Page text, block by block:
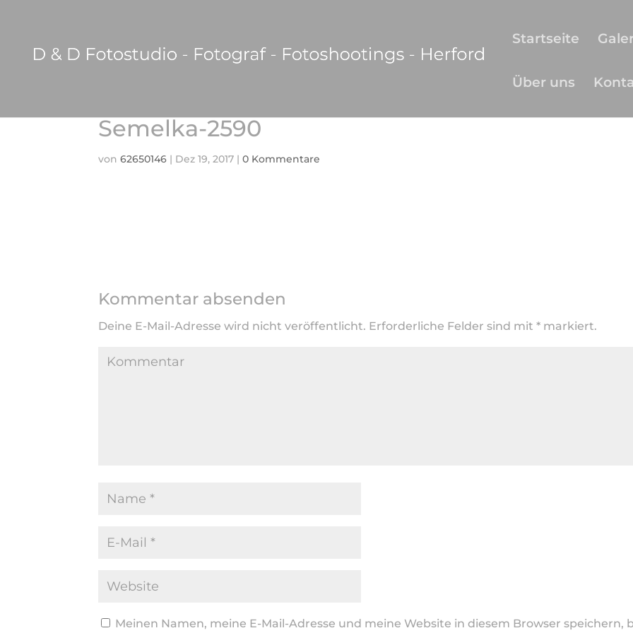
Startseite
Über uns
Semelka-2590
von 62650146 | Dez 19, 2017 | 0 Kommentare
Kommentar absenden
Deine E-Mail-Adresse wird nicht veröffentlicht. Erforderliche Felder sind mit * markiert.
Meinen Namen, meine E-Mail-Adresse und meine Website in diesem Browser speichern,